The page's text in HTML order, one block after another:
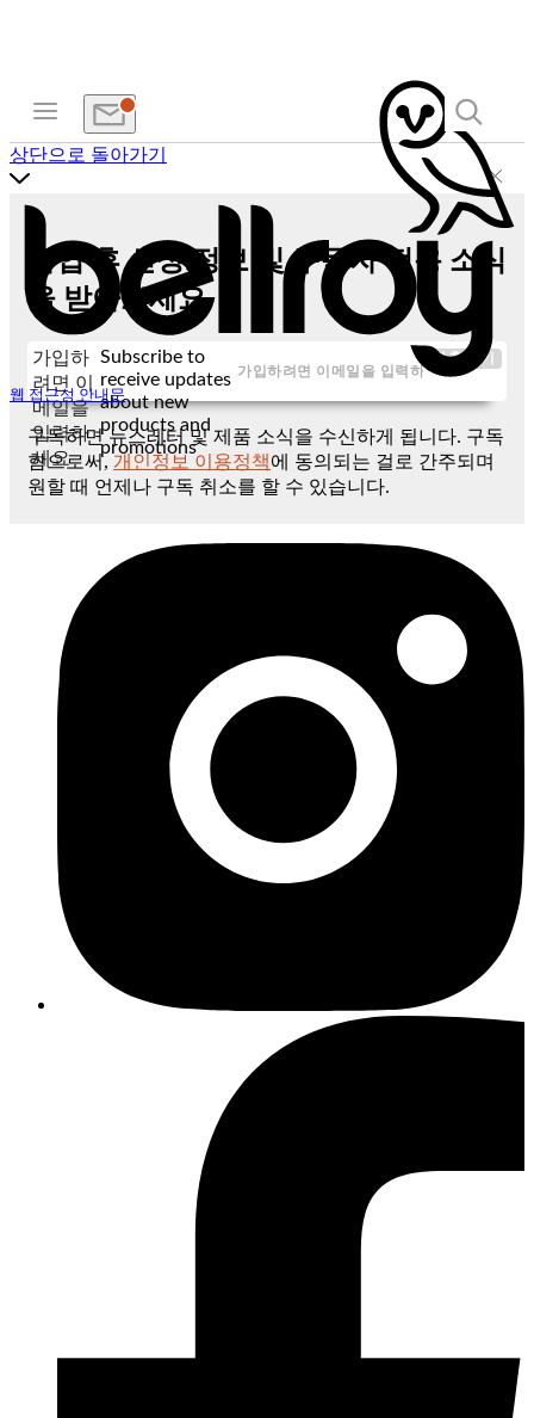
웹 접근성 안내문
상단으로 돌아가기
가입 후 신상 정보 및 구독자 전용 소식
을 받아보세요
가입하
려면 이
메일을
입력하
세요
Subscribe to
receive updates
about new
products and
promotions
제출하기
구독하면 뉴스레터 및 제품 소식을 수신하게 됩니다. 구독
함으로써, 개인정보 이용정책에 동의되는 걸로 간주되며
원할 때 언제나 구독 취소를 할 수 있습니다.